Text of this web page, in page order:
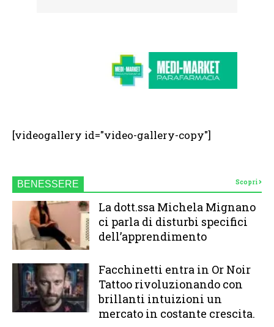
[videogallery id="video-gallery-copy"]
BENESSERE Scopri
La dott.ssa Michela Mignano
ci parla di disturbi specifici
dell’apprendimento
Facchinetti entra in Or Noir
Tattoo rivoluzionando con
brillanti intuizioni un
mercato in costante crescita.